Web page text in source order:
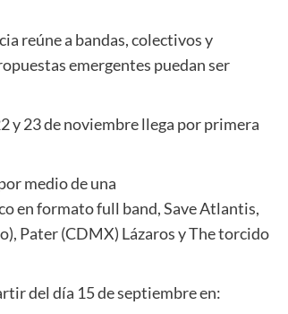
reúne a bandas, colectivos y
emergentes puedan ser
y 23 de noviembrellega por primera
medio de una
en formato full band, Save Atlantis,
Pater (CDMX) Lázaros y The torcido
del día 15 de septiembre en: